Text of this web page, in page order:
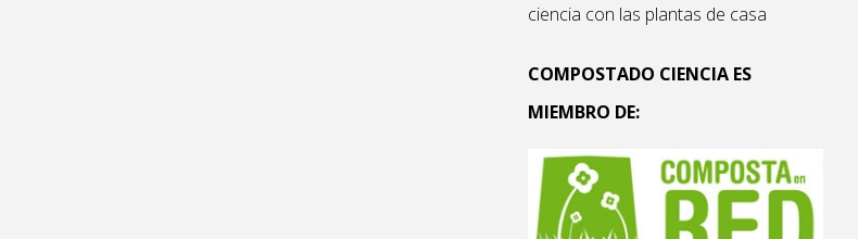
ciencia con las plantas de casa
COMPOSTADO CIENCIA ES
MIEMBRO DE: